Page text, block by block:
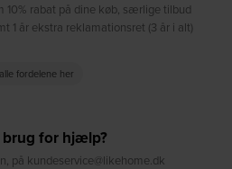
10% rabat på dine køb, særlige tilbud
1 år ekstra reklamationsret (3 år i alt)
fordelene her
brug for hjælp?
på kundeservice@likehome.dk